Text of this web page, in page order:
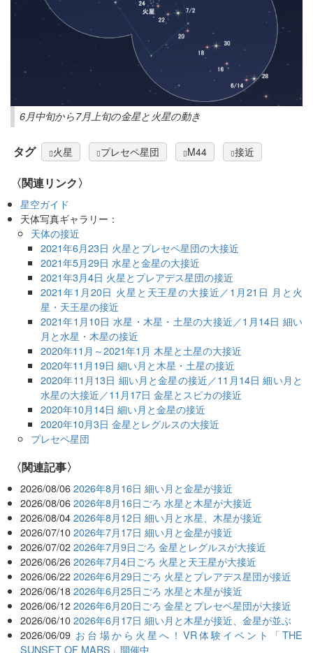
6月中旬から7月上旬の金星と火星の動き
タグ 火星 プレセペ星団 M44 接近
〈関連リンク〉
星空ガイド
天体写真ギャラリー：
天体の接近
2021年6月23日 火星とプレセペ星団の大接近
2021年5月29日 水星と金星の大接近
2021年3月4日 火星とプレアデス星団の接近
2021年1月20日 火星と天王星の大接近／1月21日 月と火
星・天王星の接近
2021年1月10日 水星・木星・土星の大接近／1月14日 細い
月と水星・木星の接近
2020年11月～2021年1月 木星と土星の大接近
2020年11月19日 細い月と木星・土星の接近
2020年11月13日 細い月と金星の接近／11月14日 細い月と
水星の大接近／11月17日 金星とスピカの接近
2020年10月14日 細い月と金星の接近
2020年10月3日 金星とレグルスの大接近
プレセペ星団
関連記事
2026/08/06 2026年8月16日 細い月と金星が接近
2026/08/06 2026年8月16日ごろ 水星と木星が大接近
2026/08/04 2026年8月12日 細い月と水星、木星が接近
2026/07/10 2026年7月17日 細い月と金星が接近
2026/07/02 2026年7月9日ごろ 金星とレグルスが大接近
2026/06/26 2026年7月4日ごろ 火星と天王星が大接近
2026/06/22 2026年6月29日ごろ 火星とプレアデス星団が接近
2026/06/18 2026年6月25日ごろ 水星と木星が接近
2026/06/12 2026年6月20日ごろ 金星とプレセペ星団が大接近
2026/06/10 2026年6月17日 細い月と木星が接近、金星が並ぶ
2026/06/09 お台場から火星へ！VR体験イベント「THE
SUNSET OF MARS」開催中